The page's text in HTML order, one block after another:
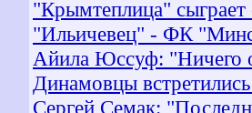
"Крымтеплица"
"Ильичевец" - ФК
Айила Юссуф: "Ничего
Динамовцы
Сергей Семак: